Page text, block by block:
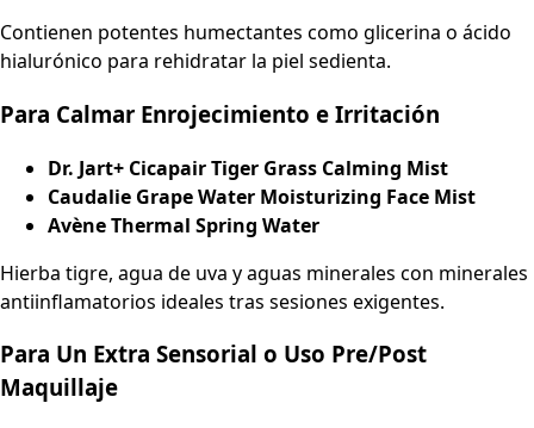
Contienen potentes humectantes como glicerina o ácido
hialurónico para rehidratar la piel sedienta.
Para Calmar Enrojecimiento e Irritación
Dr. Jart+ Cicapair Tiger Grass Calming Mist
Caudalie Grape Water Moisturizing Face Mist
Avène Thermal Spring Water
Hierba tigre, agua de uva y aguas minerales con minerales
antiinflamatorios ideales tras sesiones exigentes.
Para Un Extra Sensorial o Uso Pre/Post
Maquillaje